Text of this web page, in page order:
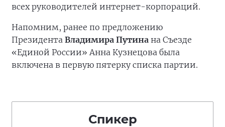
всех руководителей интернет-корпораций.
Напомним, ранее по предложению
Президента Владимира Путина на Съезде
«Единой России» Анна Кузнецова была
включена в первую пятерку списка партии.
Спикер